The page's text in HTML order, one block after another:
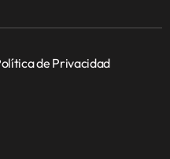
de Privacidad